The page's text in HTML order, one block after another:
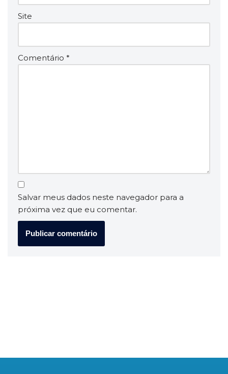
Site
Comentário *
Salvar meus dados neste navegador para a
próxima vez que eu comentar.